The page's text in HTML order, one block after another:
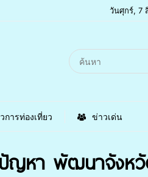
วันศุกร์, 7
การท่องเที่ยว ข่าวเด่น
ปัญหา พัฒนาจังห